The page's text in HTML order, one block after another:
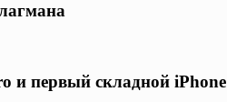
и первый складной iPhone